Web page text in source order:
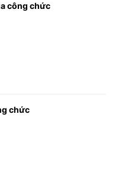
công chức
chức